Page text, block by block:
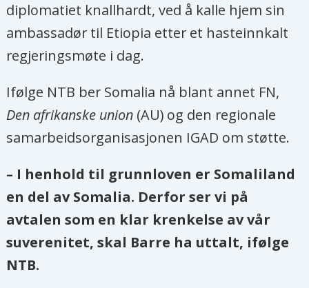
diplomatiet knallhardt, ved å kalle hjem sin
ambassadør til Etiopia etter et hasteinnkalt
regjeringsmøte i dag.
Ifølge NTB ber Somalia nå blant annet FN,
Den afrikanske union (AU) og den regionale
samarbeidsorganisasjonen IGAD om støtte.
– I henhold til grunnloven er Somaliland
en del av Somalia. Derfor ser vi på
avtalen som en klar krenkelse av vår
suverenitet, skal Barre ha uttalt, ifølge
NTB.